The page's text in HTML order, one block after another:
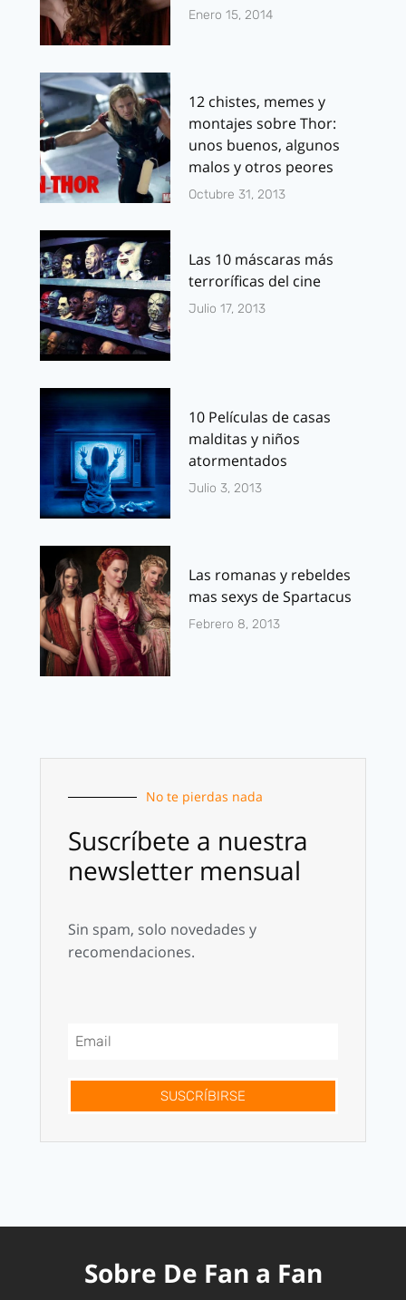
Enero 15, 2014
12 chistes, memes y
montajes sobre Thor:
unos buenos, algunos
malos y otros peores
Octubre 31, 2013
Las 10 máscaras más
terroríficas del cine
Julio 17, 2013
10 Películas de casas
malditas y niños
atormentados
Julio 3, 2013
Las romanas y rebeldes
mas sexys de Spartacus
Febrero 8, 2013
No te pierdas nada
Suscríbete a nuestra
newsletter mensual
Sin spam, solo novedades y
recomendaciones.
SUSCRÍBIRSE
Sobre De Fan a Fan